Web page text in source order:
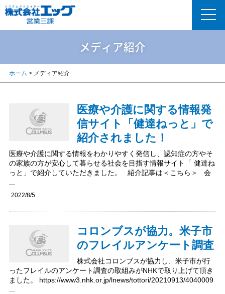
メディア紹介
ホーム > メディア紹介
医療や介護に関する情報発
信サイト「健達ねっと」で
紹介されました！
医療や介護に関する情報をわかりやすく発信し、認知症の方やそ
の家族の方が安心して暮らせる社会を目指す情報サイト「 健達ね
っと」で紹介していただきました。 紹介記事は＜こちら＞ 会
2022/8/5
コロンブスが協力。米子市
のフレイルアンケート調査
株式会社コロンブスが協力し、米子市が行
ったフレイルのアンケート調査の取組みがNHKで取り上げて頂き
ました。 https://www3.nhk.or.jp/lnews/tottori/20210913/4040009